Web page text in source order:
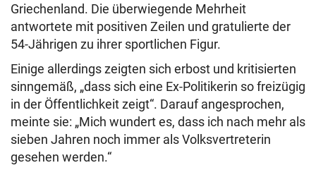
Griechenland. Die überwiegende Mehrheit
antwortete mit positiven Zeilen und gratulierte der
54-Jährigen zu ihrer sportlichen Figur.
Einige allerdings zeigten sich erbost und kritisierten
sinngemäß, „dass sich eine Ex-Politikerin so freizügig
in der Öffentlichkeit zeigt“. Darauf angesprochen,
meinte sie: „Mich wundert es, dass ich nach mehr als
sieben Jahren noch immer als Volksvertreterin
gesehen werden.“